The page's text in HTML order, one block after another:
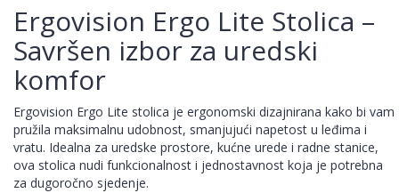
Ergovision Ergo Lite Stolica –
Savršen izbor za uredski
komfor
Ergovision Ergo Lite stolica je ergonomski dizajnirana kako bi vam
pružila maksimalnu udobnost, smanjujući napetost u leđima i
vratu. Idealna za uredske prostore, kućne urede i radne stanice,
ova stolica nudi funkcionalnost i jednostavnost koja je potrebna
za dugoročno sjedenje.